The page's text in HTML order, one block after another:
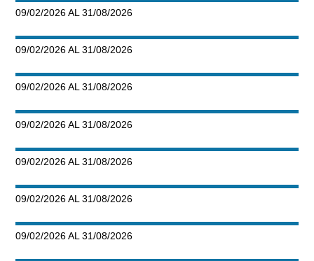
09/02/2026 AL 31/08/2026
09/02/2026 AL 31/08/2026
09/02/2026 AL 31/08/2026
09/02/2026 AL 31/08/2026
09/02/2026 AL 31/08/2026
09/02/2026 AL 31/08/2026
09/02/2026 AL 31/08/2026